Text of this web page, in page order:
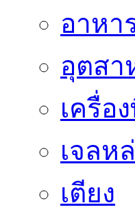
อาหา
อุตสา
เครื่อ
เจลห
เตียง